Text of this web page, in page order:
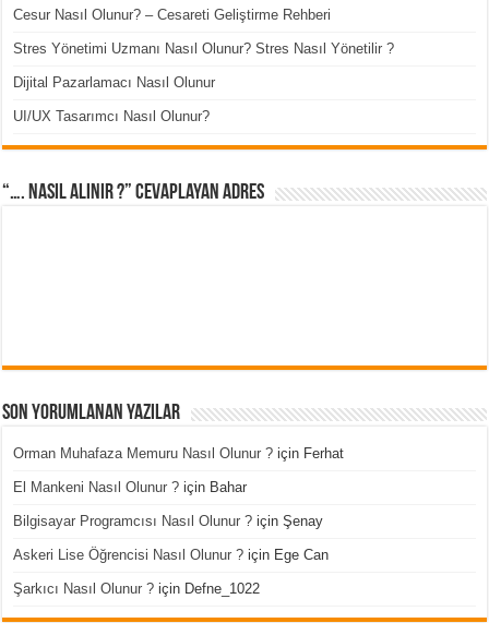
Cesur Nasıl Olunur? – Cesareti Geliştirme Rehberi
Stres Yönetimi Uzmanı Nasıl Olunur? Stres Nasıl Yönetilir ?
Dijital Pazarlamacı Nasıl Olunur
UI/UX Tasarımcı Nasıl Olunur?
“…. Nasıl Alınır ?” cevaplayan adres
Son Yorumlanan Yazılar
Orman Muhafaza Memuru Nasıl Olunur ? için Ferhat
El Mankeni Nasıl Olunur ? için Bahar
Bilgisayar Programcısı Nasıl Olunur ? içinŞenay
Askeri Lise Öğrencisi Nasıl Olunur ? için Ege Can
Şarkıcı Nasıl Olunur ? için Defne_1022